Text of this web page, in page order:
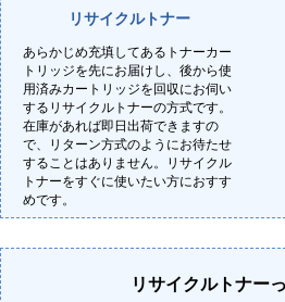
リサイクルトナー
あらかじめ充填してあるトナーカー
トリッジを先にお届けし、後から使
用済みカートリッジを回収にお伺い
するリサイクルトナーの方式です。
在庫があれば即日出荷できますの
で、リターン方式のようにお待たせ
することはありません。リサイクル
トナーをすぐに使いたい方におすす
めです。
リサイクルトナー